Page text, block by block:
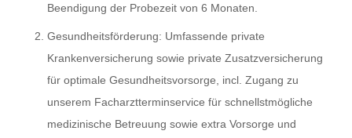
Beendigung der Probezeit von 6 Monaten.
Gesundheitsförderung: Umfassende private
Krankenversicherung sowie private Zusatzversicherung
für optimale Gesundheitsvorsorge, incl. Zugang zu
unserem Facharztterminservice für schnellstmögliche
medizinische Betreuung sowie extra Vorsorge und